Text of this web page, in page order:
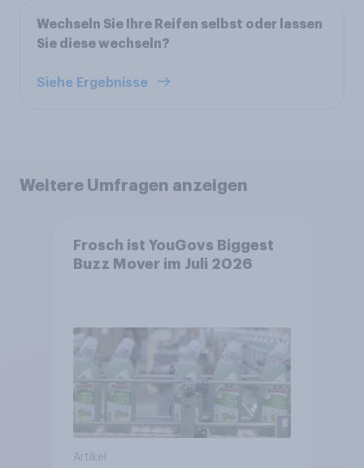
Wechseln Sie Ihre Reifen selbst oder lassen
Sie diese wechseln?
Siehe Ergebnisse
Weitere Umfragen anzeigen
Frosch ist YouGovs Biggest
Buzz Mover im Juli 2026
Artikel